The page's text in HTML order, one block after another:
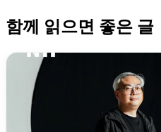
함께 읽으면 좋은 글